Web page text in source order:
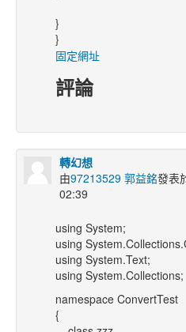
}
}
固定網址
評論
轉幻想
由97213529 郭益銘發表
02:39
using System;
using
using System.Text;
using System.Collections;
namespace ConvertTest
{